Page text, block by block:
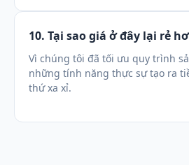
10. Tại sao giá ở đây lại rẻ
Vì chúng tôi đã tối ưu quy trình
những tính năng thực sự tạo ra
thứ xa xỉ.